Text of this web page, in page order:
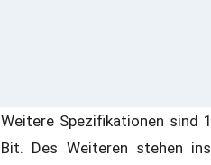
Weitere Spezifikationen sind
Bit. Des Weiteren stehen